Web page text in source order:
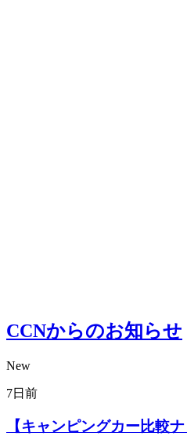
CCNからのお知らせ
New
7日前
【キャンピングカー比較